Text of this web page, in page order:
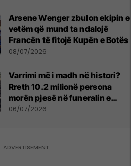
Arsene Wenger zbulon ekipin e
vetëm që mund ta ndalojë
Francën të fitojë Kupën e Botës
08/07/2026
Varrimi më i madh në histori?
Rreth 10.2 milionë persona
morën pjesë në funeralin e
liderit të Iranit në 1989
06/07/2026